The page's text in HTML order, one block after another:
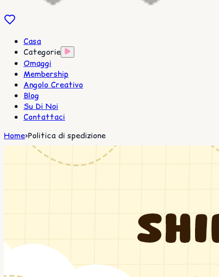
Casa
Categorie
Omaggi
Membership
Angolo Creativo
Blog
Su Di Noi
Contattaci
Home>Politica di spedizione